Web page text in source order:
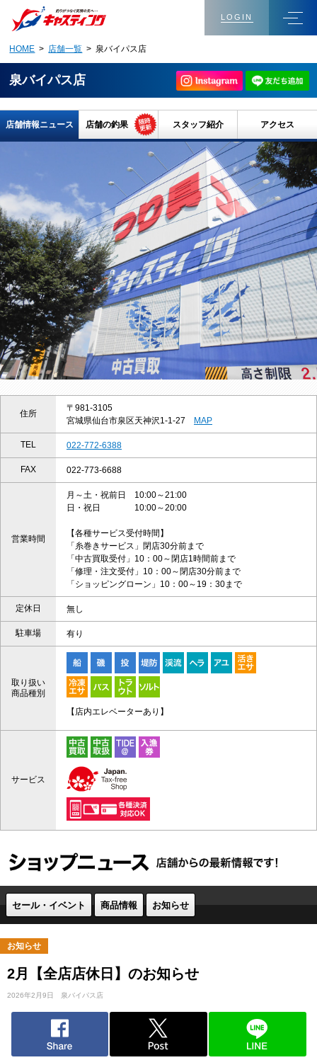
LOGIN
HOME > 店舗一覧 > 泉バイパス店
泉バイパス店
店舗情報ニュース 店舗の釣果 スタッフ紹介 アクセス
住所
〒981-3105
宮城県仙台市泉区天神沢1-1-27
MAP
TEL 022-772-6388
FAX 022-773-6688
営業時間
月～土・祝前日 10:00～21:00
日・祝日 10:00～20:00
【各種サービス受付時間】
「糸巻きサービス」閉店30分前まで
「中古買取受付」10：00～閉店1時間前まで
「修理・注文受付」10：00～閉店30分前まで
「ショッピングローン」10：00～19：30まで
定休日 無し
駐車場 有り
取り扱い
商品種別
【店内エレベーターあり】
サービス
セール・イベント 商品情報 お知らせ
お知らせ
2月【全店店休日】のお知らせ
2026年2月9日 泉バイパス店